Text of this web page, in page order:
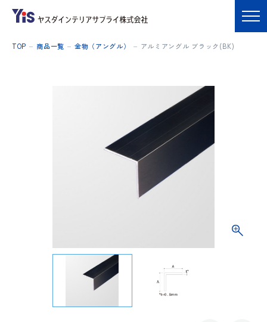
TOP 商品一覧 金物（アングル） アルミアングル ブラック(BK)